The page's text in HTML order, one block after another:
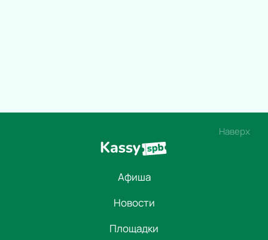
Наверх
Афиша
Новости
Площадки